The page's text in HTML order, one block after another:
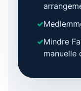
✓
✓Mindre
manuelle